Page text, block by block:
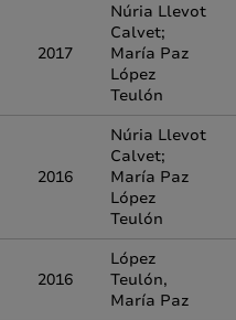
2017
Núria Llevot
Calvet;
María Paz
López
Teulón
2016
Núria Llevot
Calvet;
María Paz
López
Teulón
2016
López
Teulón,
María Paz